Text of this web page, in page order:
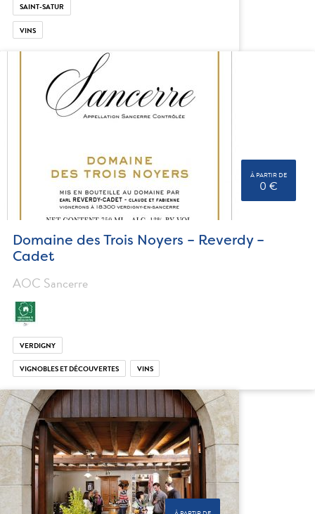
SAINT-SATUR
VINS
À PARTIR DE
0 €
Domaine des Trois Noyers – Reverdy –
Cadet
AOC Sancerre
VERDIGNY
VIGNOBLES ET DÉCOUVERTES VINS